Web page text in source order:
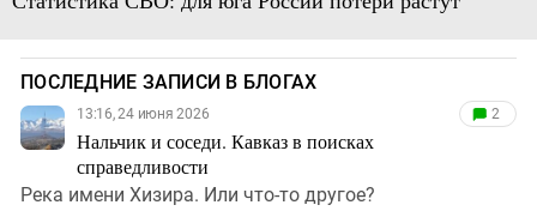
ПОСЛЕДНИЕ ЗАПИСИ В БЛОГАХ
13:16, 24 июня 2026
Нальчик и соседи. Кавказ в поисках
справедливости
2
Река имени Хизира. Или что-то другое?